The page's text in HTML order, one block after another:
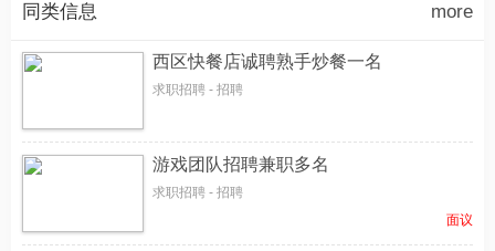
同类信息 more
西区快餐店诚聘熟手炒餐一名
求职招聘 - 招聘
游戏团队招聘兼职多名
求职招聘 - 招聘
面议